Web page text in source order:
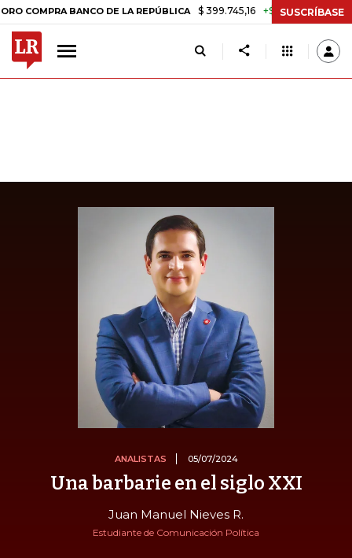
BANCO DE LA REPÚBLICA $ 399.745,16 +$ 2.295,71 +0,58%
SUSCRÍBASE
ANALISTAS 05/07/2024
Una barbarie en el siglo XXI
Juan Manuel Nieves R.
Estudiante de Comunicación Política